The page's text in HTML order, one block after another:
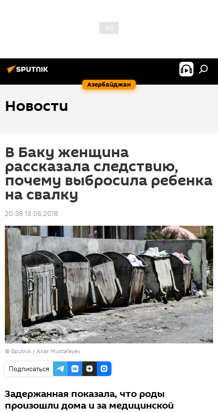
Азербайджан
Новости
В Баку женщина
рассказала следствию,
почему выбросила ребенка
на свалку
20:38 13.06.2018
© Sputnik / Anar Mustafayev
Подписаться
Задержанная показала, что роды
произошли дома и за медицинской